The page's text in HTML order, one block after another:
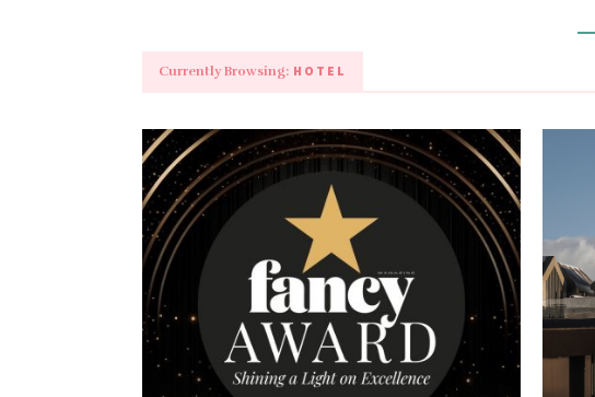
Currently Browsing: HOTEL